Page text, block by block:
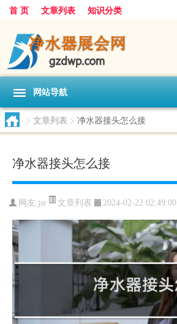
首 页 文章列表 知识分类
网站导航
> 文章列表 > 净水器接头怎么接
净水器接头怎么接
网友:jsr 文章列表 2024-02-22 02:49:00